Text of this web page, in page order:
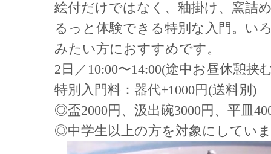
絵付だけではなく、釉掛け、窯詰
るっと体験できる特別な入門。い
みたい方におすすめです。
2日／10:00〜14:00(途中お昼休憩挟
特別入門料：器代+1000円(送料別)
◎盃2000円、汲出碗3000円、平皿
◎中学生以上の方を対象にしてい